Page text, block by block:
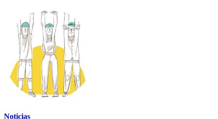
Noticias